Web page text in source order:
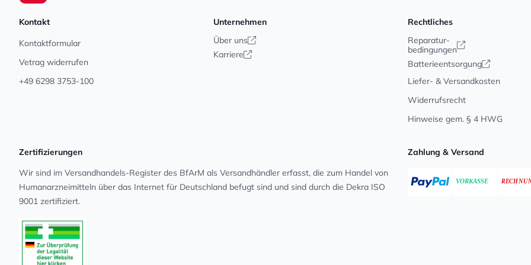
Kontakt
Kontaktformular
Vetrag widerrufen
+49 6298 3753-100
Unternehmen
Über uns
Karriere
Rechtliches
Reparatur-
bedingungen
Batterieentsorgung
Liefer- & Versandkosten
Widerrufsrecht
Hinweise gem. § 4 HWG
Zertifizierungen
Wir sind im Versandhandels-Register des BfArM als Versandhändler erfasst, die zum Handel von
Human­arz­nei­mit­teln über das Internet für Deutschland befugt sind und sind durch die Dekra ISO
9001 zertifiziert.
Zahlung & Versand